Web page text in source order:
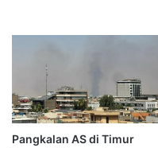
Pangkalan AS di Timur